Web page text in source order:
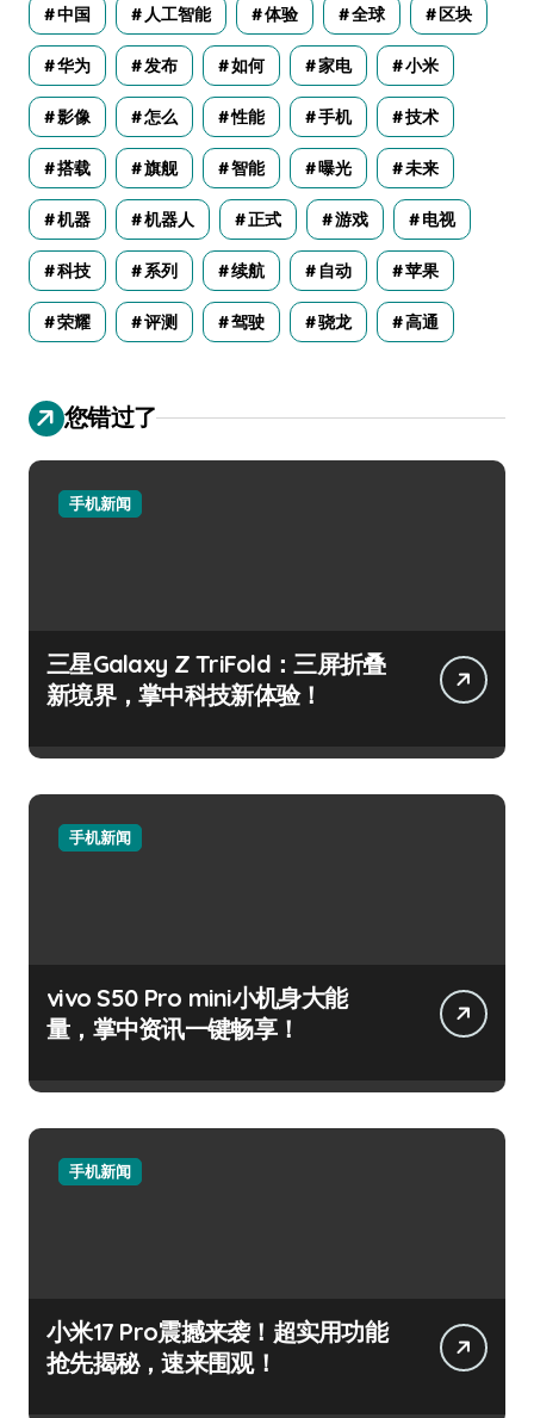
中国 人工智能 体验 全球 区块
华为 发布 如何 家电 小米
影像 怎么 性能 手机 技术
搭载 旗舰 智能 曝光 未来
机器 机器人 正式 游戏 电视
科技 系列 续航 自动 苹果
荣耀 评测 驾驶 骁龙 高通
您错过了
手机新闻
三星Galaxy Z TriFold：三屏折叠
新境界，掌中科技新体验！
手机新闻
vivo S50 Pro mini小机身大能
量，掌中资讯一键畅享！
手机新闻
小米17 Pro震撼来袭！超实用功能
抢先揭秘，速来围观！